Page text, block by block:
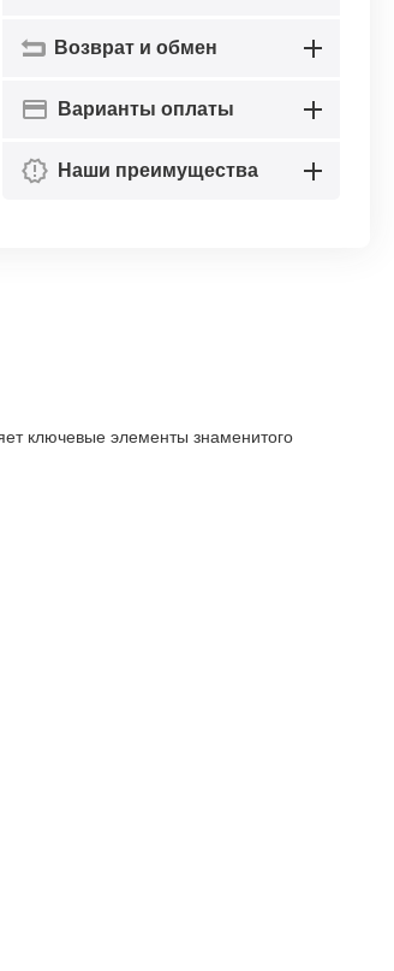
Возврат и обмен
Варианты оплаты
Наши преимущества
ключевые элементы знаменитого